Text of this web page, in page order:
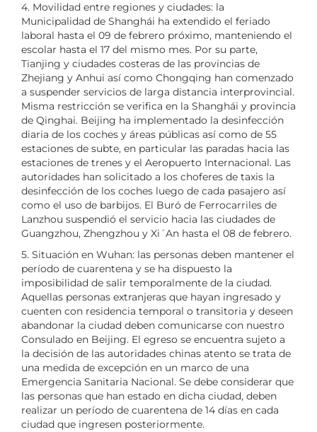
4. Movilidad entre regiones y ciudades: la
Municipalidad de Shanghái ha extendido el feriado
laboral hasta el 09 de febrero próximo, manteniendo el
escolar hasta el 17 del mismo mes. Por su parte,
Tianjing y ciudades costeras de las provincias de
Zhejiang y Anhui así como Chongqing han comenzado
a suspender servicios de larga distancia interprovincial.
Misma restricción se verifica en la Shanghái y provincia
de Qinghai. Beijing ha implementado la desinfección
diaria de los coches y áreas públicas así como de 55
estaciones de subte, en particular las paradas hacia las
estaciones de trenes y el Aeropuerto Internacional. Las
autoridades han solicitado a los choferes de taxis la
desinfección de los coches luego de cada pasajero así
como el uso de barbijos. El Buró de Ferrocarriles de
Lanzhou suspendió el servicio hacia las ciudades de
Guangzhou, Zhengzhou y Xi´An hasta el 08 de febrero.
5. Situación en Wuhan: las personas deben mantener el
período de cuarentena y se ha dispuesto la
imposibilidad de salir temporalmente de la ciudad.
Aquellas personas extranjeras que hayan ingresado y
cuenten con residencia temporal o transitoria y deseen
abandonar la ciudad deben comunicarse con nuestro
Consulado en Beijing. El egreso se encuentra sujeto a
la decisión de las autoridades chinas atento se trata de
una medida de excepción en un marco de una
Emergencia Sanitaria Nacional. Se debe considerar que
las personas que han estado en dicha ciudad, deben
realizar un período de cuarentena de 14 días en cada
ciudad que ingresen posteriormente.